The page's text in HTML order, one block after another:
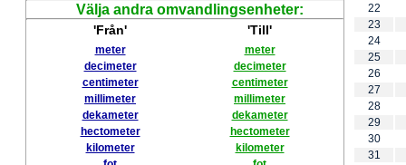
Välja andra omvandlingsenheter:
'Från' 'Till'
meter
decimeter
centimeter
millimeter
dekameter
hectometer
kilometer
meter
decimeter
centimeter
millimeter
dekameter
hectometer
kilometer
22
23
24
25
26
27
28
29
30
31